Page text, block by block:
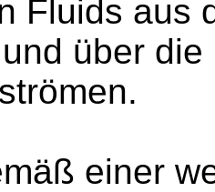
Fluids aus
über
einer